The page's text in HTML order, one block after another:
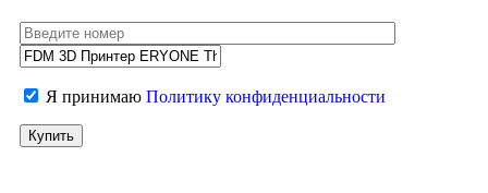
Я принимаю Политику конфиденциальности